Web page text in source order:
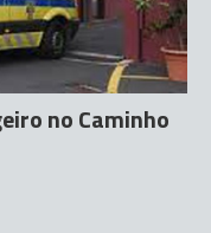
no Caminho